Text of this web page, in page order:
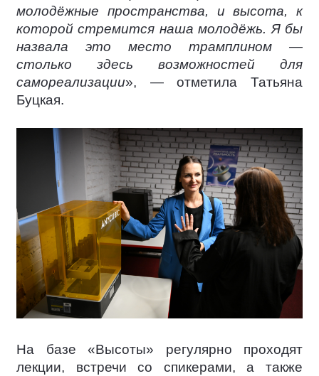
молодёжные пространства, и высота, к
которой стремится наша молодёжь. Я бы
назвала это место трамплином —
столько здесь возможностей для
самореализации», — отметила Татьяна
Буцкая.
На базе «Высоты» регулярно проходят
лекции, встречи со спикерами, а также